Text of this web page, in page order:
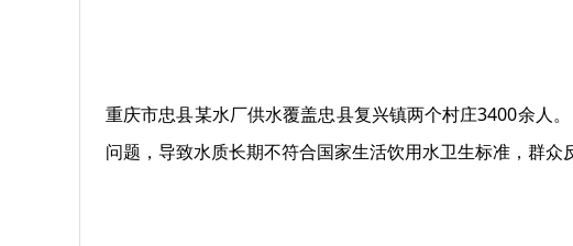
重庆市忠县某水厂供水覆盖忠县复兴镇两个村庄3400余人
问题，导致水质长期不符合国家生活饮用水卫生标准，群众